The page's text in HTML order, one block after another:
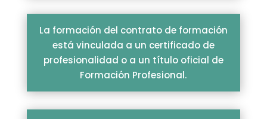
La formación del contrato de formación
está vinculada a un certificado de
profesionalidad o a un título oficial de
Formación Profesional.